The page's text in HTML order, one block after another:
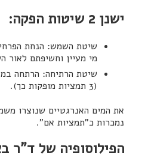
ישנן 2 שיטות הפקה:
שיטת השמש: הנחת
מי מעיין וחשיפתם לאור
(3 תמציות מופקות כך).
את המים האנרגטיים שנוצרו
נמכרות כ"תמציות אם".
הפילוסופיה של ד"ר